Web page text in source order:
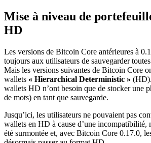
Mise à niveau de
HD
Les versions de Bitcoin Core antérieures à
toujours aux utilisateurs de sauvegarder
Mais les versions suivantes de Bitcoin Core
wallets « Hierarchical Deterministic »
wallets HD n’ont besoin que de stocker une
de mots) en tant que sauvegarde.
Jusqu’ici, les utilisateurs ne pouvaient pas
wallets en HD à cause d’une incompatibilité,
été surmontée et, avec Bitcoin Core 0.17.0,